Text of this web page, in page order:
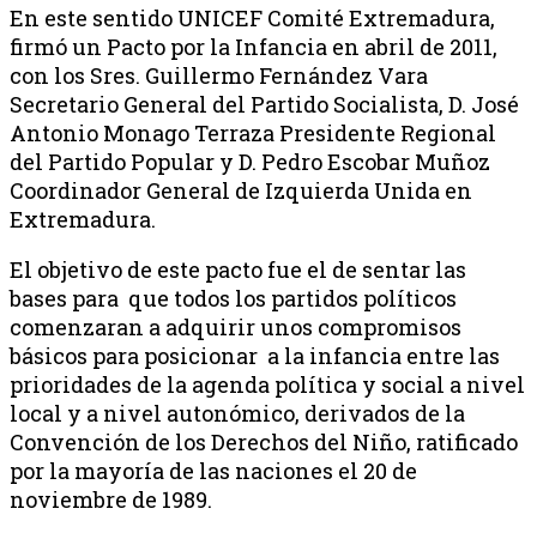
En este sentido UNICEF Comité Extremadura,
firmó un Pacto por la Infancia en abril de 2011,
con los Sres. Guillermo Fernández Vara
Secretario General del Partido Socialista, D. José
Antonio Monago Terraza Presidente Regional
del Partido Popular y D. Pedro Escobar Muñoz
Coordinador General de Izquierda Unida en
Extremadura.
El objetivo de este pacto fue el de sentar las
bases para que todos los partidos políticos
comenzaran a adquirir unos compromisos
básicos para posicionar a la infancia entre las
prioridades de la agenda política y social a nivel
local y a nivel autonómico, derivados de la
Convención de los Derechos del Niño, ratificado
por la mayoría de las naciones el 20 de
noviembre de 1989.